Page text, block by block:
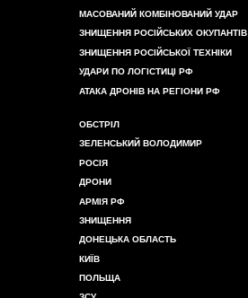
МАСОВАНИЙ КОМБІНОВАНИЙ УДАР
ЗНИЩЕННЯ РОСІЙСЬКИХ ОКУПАНТІВ
ЗНИЩЕННЯ РОСІЙСЬКОЇ ТЕХНІКИ
УДАРИ ПО ЛОГІСТИЦІ РФ
АТАКА ДРОНІВ НА РЕГІОНИ РФ
ОБСТРІЛ
ЗЕЛЕНСЬКИЙ ВОЛОДИМИР
РОСІЯ
ДРОНИ
АРМІЯ РФ
ЗНИЩЕННЯ
ДОНЕЦЬКА ОБЛАСТЬ
КИЇВ
ПОЛЬЩА